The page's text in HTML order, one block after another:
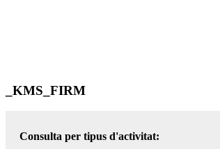
_KMS_FIRM
Consulta per tipus d'activitat: